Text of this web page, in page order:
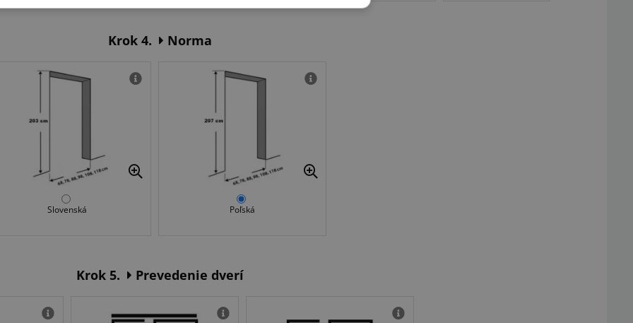
Krok 4. Norma
Slovenská Poľská
Krok 5. Prevedenie dverí